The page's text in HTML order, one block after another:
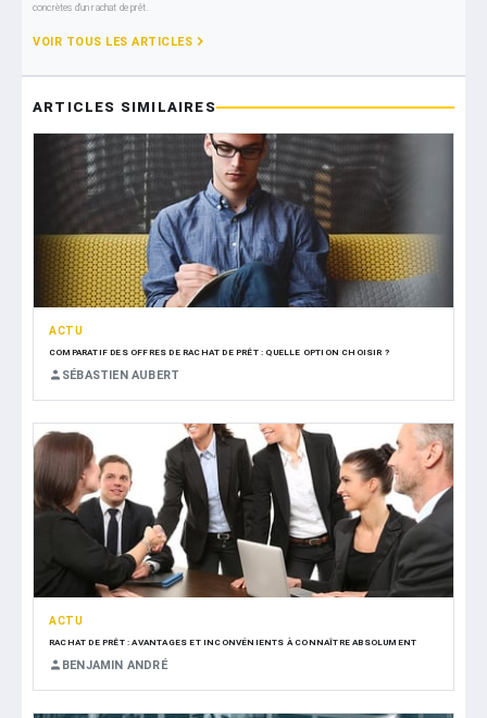
concrètes d’un rachat de prêt.
VOIR TOUS LES ARTICLES
ARTICLES SIMILAIRES
ACTU
COMPARATIF DES OFFRES DE RACHAT DE PRÊT : QUELLE OPTION CHOISIR ?
SÉBASTIEN AUBERT
ACTU
RACHAT DE PRÊT : AVANTAGES ET INCONVÉNIENTS À CONNAÎTRE ABSOLUMENT
BENJAMIN ANDRÉ